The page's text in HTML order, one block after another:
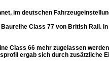
im deutschen
Class 77 von British Rail.
Class 66 mehr zugelassen
ergab sich durch zusätzliche